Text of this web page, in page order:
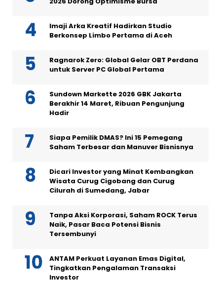
Imaji Arka Kreatif Hadirkan Studio
Berkonsep Limbo Pertama di Aceh
Ragnarok Zero: Global Gelar OBT Perdana
untuk Server PC Global Pertama
Sundown Markette 2026 GBK Jakarta
Berakhir 14 Maret, Ribuan Pengunjung
Hadir
Siapa Pemilik DMAS? Ini 15 Pemegang
Saham Terbesar dan Manuver Bisnisnya
Dicari Investor yang Minat Kembangkan
Wisata Curug Cigobang dan Curug
Cilurah di Sumedang, Jabar
Tanpa Aksi Korporasi, Saham ROCK Terus
Naik, Pasar Baca Potensi Bisnis
Tersembunyi
ANTAM Perkuat Layanan Emas Digital,
Tingkatkan Pengalaman Transaksi
Investor